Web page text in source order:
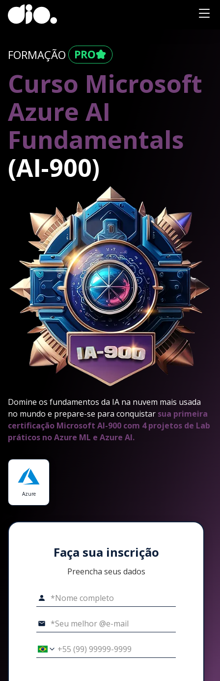
FORMAÇÃO
Curso Microsoft
Azure AI
Fundamentals
(AI-900)
Domine os fundamentos da IA na nuvem mais usada
no mundo e prepare-se para conquistar sua primeira
certificação Microsoft AI-900 com 4 projetos de Lab
práticos no Azure ML e Azure AI.
Azure
Faça sua inscrição
Preencha seus dados